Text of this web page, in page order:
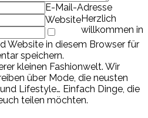
E-Mail-Adresse
Website
Website in diesem Browser für
speichern.
Herzlich
willkommen in
kleinen Fashionwelt. Wir
über Mode, die neusten
Lifestyle… Einfach Dinge, die
teilen möchten.